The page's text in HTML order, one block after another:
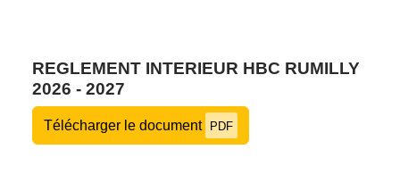
REGLEMENT INTERIEUR HBC RUMILLY
2026 - 2027
Télécharger le document PDF